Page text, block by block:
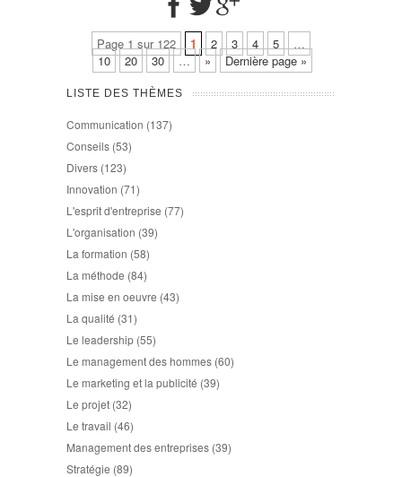
Page 1 sur 122 1 2 3 4 5
…
10
20 30 … » Dernière page »
LISTE DES THÈMES
Communication (137)
Conseils (53)
Divers (123)
Innovation (71)
L'esprit d'entreprise (77)
L'organisation (39)
La formation (58)
La méthode (84)
La mise en oeuvre (43)
La qualité (31)
Le leadership (55)
Le management des hommes (60)
Le marketing et la publicité (39)
Le projet (32)
Le travail (46)
Management des entreprises (39)
Stratégie (89)